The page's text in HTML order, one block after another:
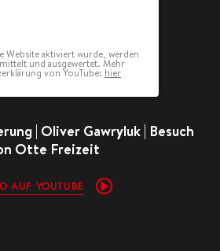
Website aktiviert wurde, werden
und ausgewertet. Mehr
von YouTube: hier
| Oliver Gawryluk | Besuch
Otte Freizeit
AUF YOUTUBE